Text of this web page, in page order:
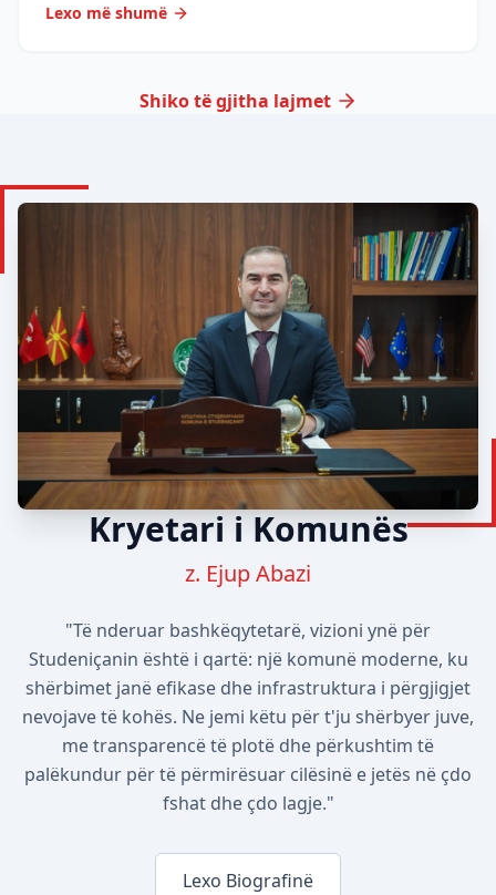
Lexo më shumë
Shiko të gjitha lajmet
Kryetari i Komunës
z. Ejup Abazi
"Të nderuar bashkëqytetarë, vizioni ynë për
Studeniçanin është i qartë: një komunë moderne, ku
shërbimet janë efikase dhe infrastruktura i përgjigjet
nevojave të kohës. Ne jemi këtu për t'ju shërbyer juve,
me transparencë të plotë dhe përkushtim të
palëkundur për të përmirësuar cilësinë e jetës në çdo
fshat dhe çdo lagje."
Lexo Biografinë